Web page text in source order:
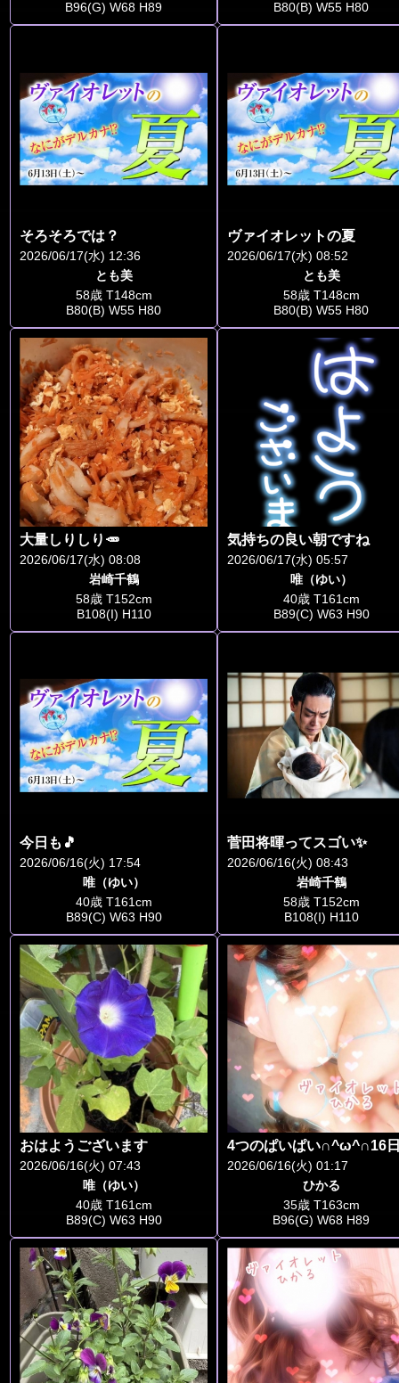
B96(G) W68 H89
B80(B) W55 H80
そろそろでは？
2026/06/17(水) 12:36
とも美
58歳 T148cm
B80(B) W55 H80
ヴァイオレットの夏
2026/06/17(水) 08:52
とも美
58歳 T148cm
B80(B) W55 H80
大量しりしり🥕
2026/06/17(水) 08:08
岩崎千鶴
58歳 T152cm
B108(I) H110
気持ちの良い朝ですね
2026/06/17(水) 05:57
唯（ゆい）
40歳 T161cm
B89(C) W63 H90
今日も🎵
2026/06/16(火) 17:54
唯（ゆい）
40歳 T161cm
B89(C) W63 H90
菅田将暉ってスゴい✨
2026/06/16(火) 08:43
岩崎千鶴
58歳 T152cm
B108(I) H110
おはようございます
2026/06/16(火) 07:43
唯（ゆい）
40歳 T161cm
B89(C) W63 H90
2026/06/16(火) 01:17
ひかる
35歳 T163cm
B96(G) W68 H89